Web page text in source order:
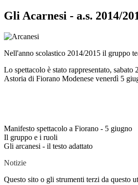
Gli Acarnesi - a.s. 2014/
Nell'anno scolastico 2014/2015 il gruppo
Lo spettacolo è stato rappresentato,
Astoria di Fiorano Modenese venerdì 5
Manifesto spettacolo a Fiorano - 5 giugno
Il gruppo e i ruoli
Gli arcanesi - il testo adattato
Notizie
Questo sito o gli strumenti terzi da questo